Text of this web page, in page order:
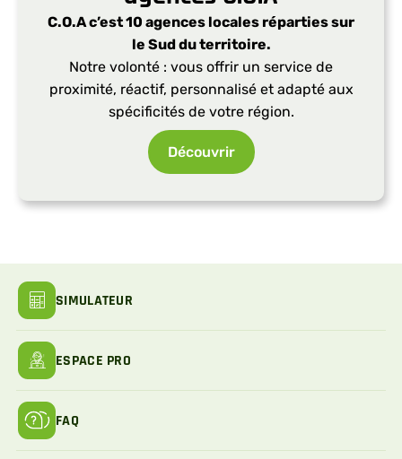
C.O.A c’est 10 agences locales réparties sur
le Sud du territoire.
Notre volonté : vous offrir un service de
proximité, réactif, personnalisé et adapté aux
spécificités de votre région.
Découvrir
SIMULATEUR
ESPACE PRO
FAQ